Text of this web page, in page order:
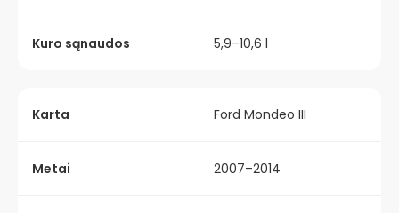
Kuro sąnaudos 5,9–10,6 l
Karta Ford Mondeo III
Metai 2007–2014